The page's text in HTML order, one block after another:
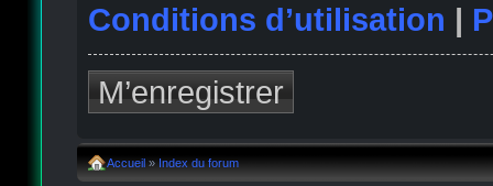
Conditions d’utilisation |
M’enregistrer
Accueil » Index du forum